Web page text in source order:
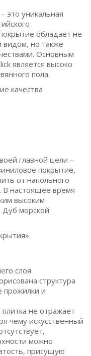
это уникальная
обладает не
видом, но также
Основным
является высоко
пола.
качества
главной цели –
покрытие,
от напольного
В настоящее время
высоким
Дуб морской
слоя
структура
прожилки и
не отражает
чему искусственный
можно
присущую